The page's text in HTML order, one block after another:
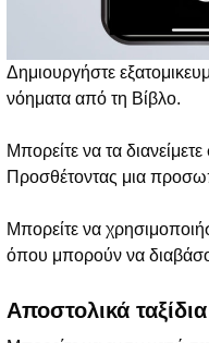
Δημιουργήστε
νόηματα από τη Βίβλο.
Μπορείτε να τα
Προσθέτοντας μια
Μπορείτε να
όπου μπορούν να
Αποστολικά